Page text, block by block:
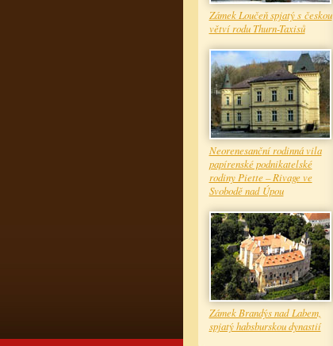
Zámek Loučeň spjatý s českou
větví rodu Thurn-Taxisů
Neorenesanční rodinná vila
papírenské podnikatelské
rodiny Piette – Rivage ve
Svobodě nad Úpou
Zámek Brandýs nad Labem,
spjatý habsburskou dynastií